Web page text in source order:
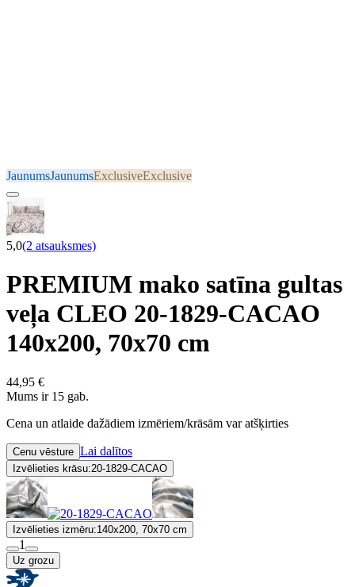
JaunumsJaunumsExclusiveExclusive
5,0(2 atsauksmes)
PREMIUM mako satīna gultas
veļa CLEO 20-1829-CACAO
140x200, 70x70 cm
44,95 €
Mums ir 15 gab.
Cena un atlaide dažādiem izmēriem/krāsām var atšķirties
Cenu vēsture Lai dalītos
Izvēlieties krāsu:20-1829-CACAO
Izvēlieties izmēru:140x200, 70x70 cm
1
Uz grozu